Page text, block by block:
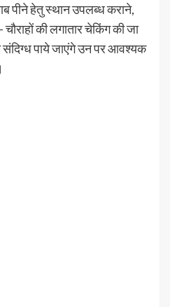
पीने हेतु स्थान उपलब्ध कराने,
की लगातार चेकिंग की जा
संदिग्ध पाये जाएंगे उन पर आवश्यक